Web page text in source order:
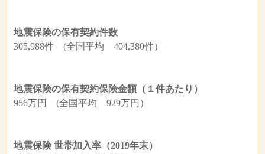
地震保険の保有契約件数
305,988件 (全国平均 404,380件）
地震保険の保有契約保険金額（１件あたり）
956万円 (全国平均 929万円）
地震保険 世帯加入率（2019年末）